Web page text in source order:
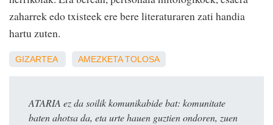
zaharrek edo txisteek ere bere literaturaren zati handia
hartu zuten.
GIZARTEA AMEZKETA TOLOSA
ATARIA ez da soilik komunikabide bat: komunitate
baten ahotsa da, eta urte hauen guztien ondoren, zuen